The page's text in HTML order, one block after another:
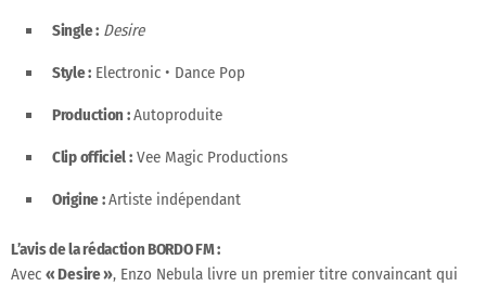
Single : Desire
Style :Electronic • Dance Pop
Production :Autoproduite
Clip officiel :Vee Magic Productions
Origine :Artiste indépendant
L’avis de la rédaction BORDO FM :
Avec « Desire », Enzo Nebula livre un premier titre convaincant qui